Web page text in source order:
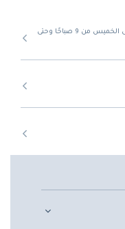
من الأحد إلى الخميس من 9 صباحًا وحتى